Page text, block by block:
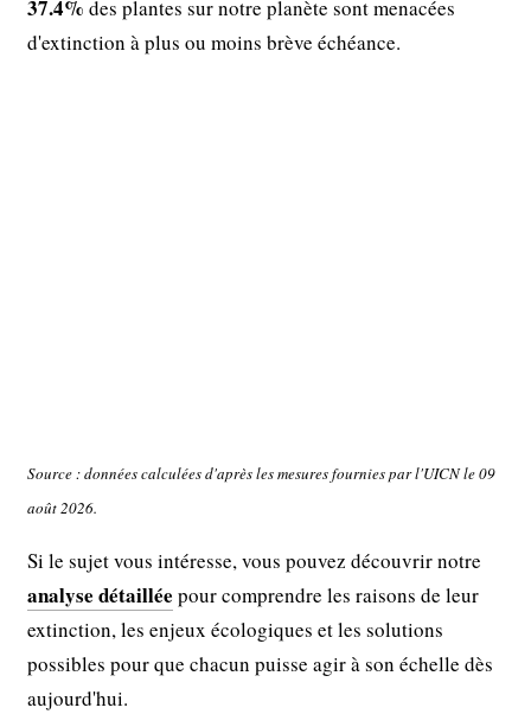
37.4% des plantes sur notre planète sont menacées
d'extinction à plus ou moins brève échéance.
Source : données calculées d'après les mesures fournies par l'UICN le 09
août 2026.
Si le sujet vous intéresse, vous pouvez découvrir notre
analyse détaillée pour comprendre les raisons de leur
extinction, les enjeux écologiques et les solutions
possibles pour que chacun puisse agir à son échelle dès
aujourd'hui.